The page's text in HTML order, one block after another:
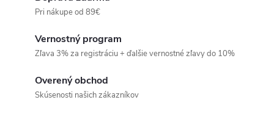
Pri nákupe od 89€
Vernostný program
Zľava 3% za registráciu + ďalšie vernostné zľavy do 10%
Overený obchod
Skúsenosti našich zákazníkov